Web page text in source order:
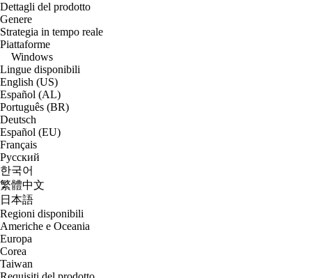
Dettagli del prodotto
Genere
Strategia in tempo reale
Piattaforme
Windows
Lingue disponibili
English (US)
Español (AL)
Português (BR)
Deutsch
Español (EU)
Français
Русский
한국어
繁體中文
日本語
Regioni disponibili
Americhe e Oceania
Europa
Corea
Taiwan